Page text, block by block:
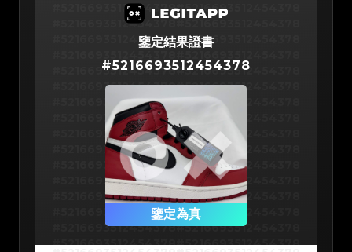
#5216693512454378#5216693512454378
#5216693512454378#5216693512454378
#5216693512454378#5216693512454378
#5216693512454378#5216693512454378
#5216693512454378#5216693512454378
#5216693512454378#5216693512454378
#5216693512454378
#5216693512454378
#5216693512454378#5216693512454378
#5216693512454378#5216693512454378
#5216693512454378#5216693512454378
#5216693512454378
#5216693512454378
#5216693512454378#5216693512454378
#5216693512454378#5216693512454378
#5216693512454378#5216693512454378
#5216693512454378#5216693512454378
鑒定結果證書
#5216693512454378
鑒定為真